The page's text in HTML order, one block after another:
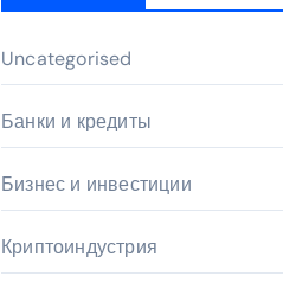
Uncategorised
Банки и кредиты
Бизнес и инвестиции
Криптоиндустрия